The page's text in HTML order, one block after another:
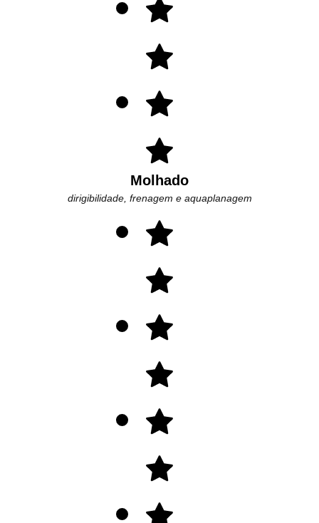
Molhado
dirigibilidade, frenagem e aquaplanagem